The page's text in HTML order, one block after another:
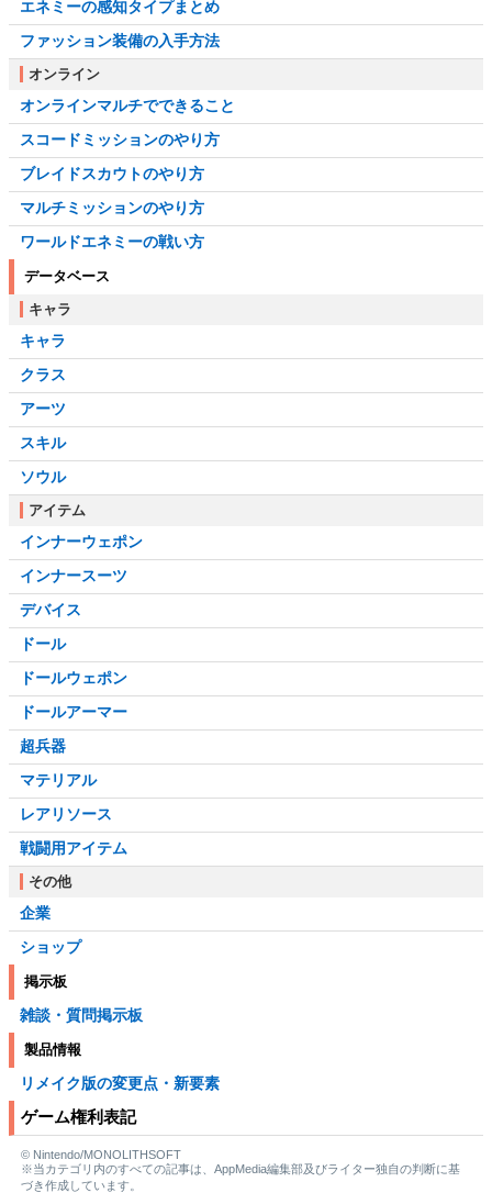
エネミーの感知タイプまとめ
ファッション装備の入手方法
オンライン
オンラインマルチでできること
スコードミッションのやり方
ブレイドスカウトのやり方
マルチミッションのやり方
ワールドエネミーの戦い方
データベース
キャラ
キャラ
クラス
アーツ
スキル
ソウル
アイテム
インナーウェポン
インナースーツ
デバイス
ドール
ドールウェポン
ドールアーマー
超兵器
マテリアル
レアリソース
戦闘用アイテム
その他
企業
ショップ
掲示板
雑談・質問掲示板
製品情報
リメイク版の変更点・新要素
ゲーム権利表記
© Nintendo/MONOLITHSOFT
※当カテゴリ内のすべての記事は、AppMedia編集部及びライター独自の判断に基
づき作成しています。